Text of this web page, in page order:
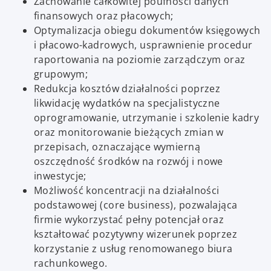
finansowych oraz płacowych;
Optymalizacja obiegu dokumentów księgowych
i płacowo-kadrowych, usprawnienie procedur
raportowania na poziomie zarządczym oraz
grupowym;
Redukcja kosztów działalności poprzez
likwidację wydatków na specjalistyczne
oprogramowanie, utrzymanie i szkolenie kadry
oraz monitorowanie bieżących zmian w
przepisach, oznaczające wymierną
oszczędność środków na rozwój i nowe
inwestycje;
Możliwość koncentracji na działalności
podstawowej (core business), pozwalająca
firmie wykorzystać pełny potencjał oraz
kształtować pozytywny wizerunek poprzez
korzystanie z usług renomowanego biura
rachunkowego.